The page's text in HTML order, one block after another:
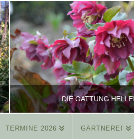
DIE GATTUNG
TERMINE 2026 GÄRTNEREI